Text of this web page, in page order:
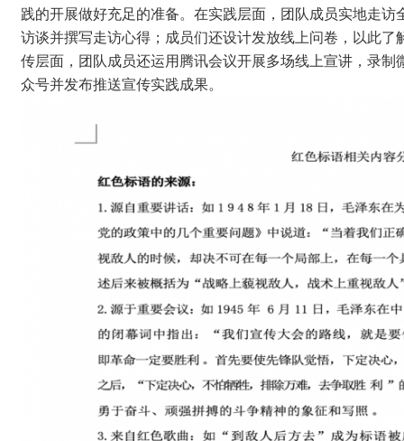
践的开展做好充足的准备。在实践层面，团队成员实地走
访谈并撰写走访心得；成员们还设计发放线上问卷，以此
传层面，团队成员还运用腾讯会议开展多场线上宣讲，录
众号并发布推送宣传实践成果。